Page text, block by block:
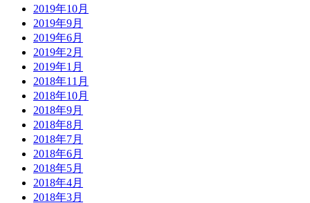
2019年10月
2019年9月
2019年6月
2019年2月
2019年1月
2018年11月
2018年10月
2018年9月
2018年8月
2018年7月
2018年6月
2018年5月
2018年4月
2018年3月